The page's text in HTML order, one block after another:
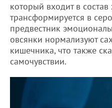
который входит в состав
трансформируется в
предвестник
овсянки нормализуют
кишечника, что также
самочувствии.